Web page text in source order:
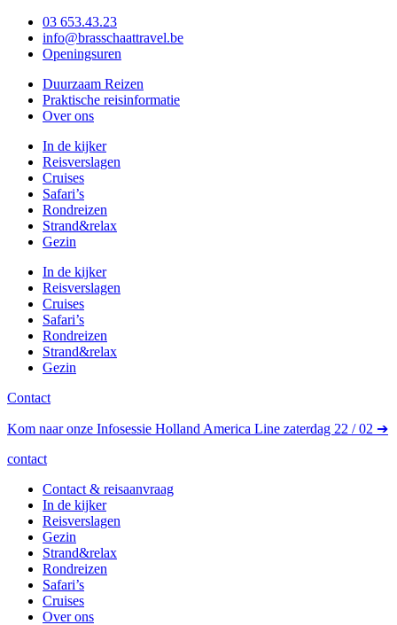
03 653.43.23
info@brasschaattravel.be
Openingsuren
Duurzaam Reizen
Praktische reisinformatie
Over ons
In de kijker
Reisverslagen
Cruises
Safari’s
Rondreizen
Strand&relax
Gezin
In de kijker
Reisverslagen
Cruises
Safari’s
Rondreizen
Strand&relax
Gezin
Contact
Kom naar onze Infosessie Holland America Line zaterdag 22 / 02 ➔
contact
Contact & reisaanvraag
In de kijker
Reisverslagen
Gezin
Strand&relax
Rondreizen
Safari’s
Cruises
Over ons